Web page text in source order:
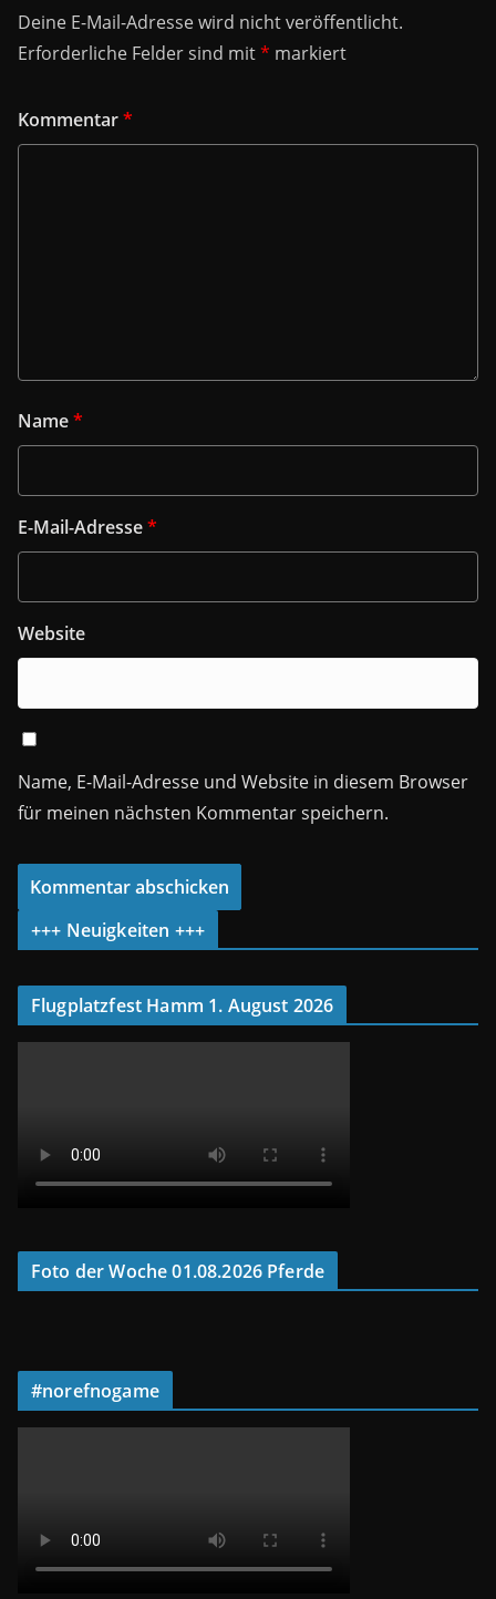
Deine E-Mail-Adresse wird nicht veröffentlicht.
Erforderliche Felder sind mit* markiert
Kommentar*
Name*
E-Mail-Adresse*
Website
Name, E-Mail-Adresse und Website in diesem Browser
für meinen nächsten Kommentar speichern.
+++ Neuigkeiten +++
Flugplatzfest Hamm 1. August 2026
Foto der Woche 01.08.2026 Pferde
#norefnogame